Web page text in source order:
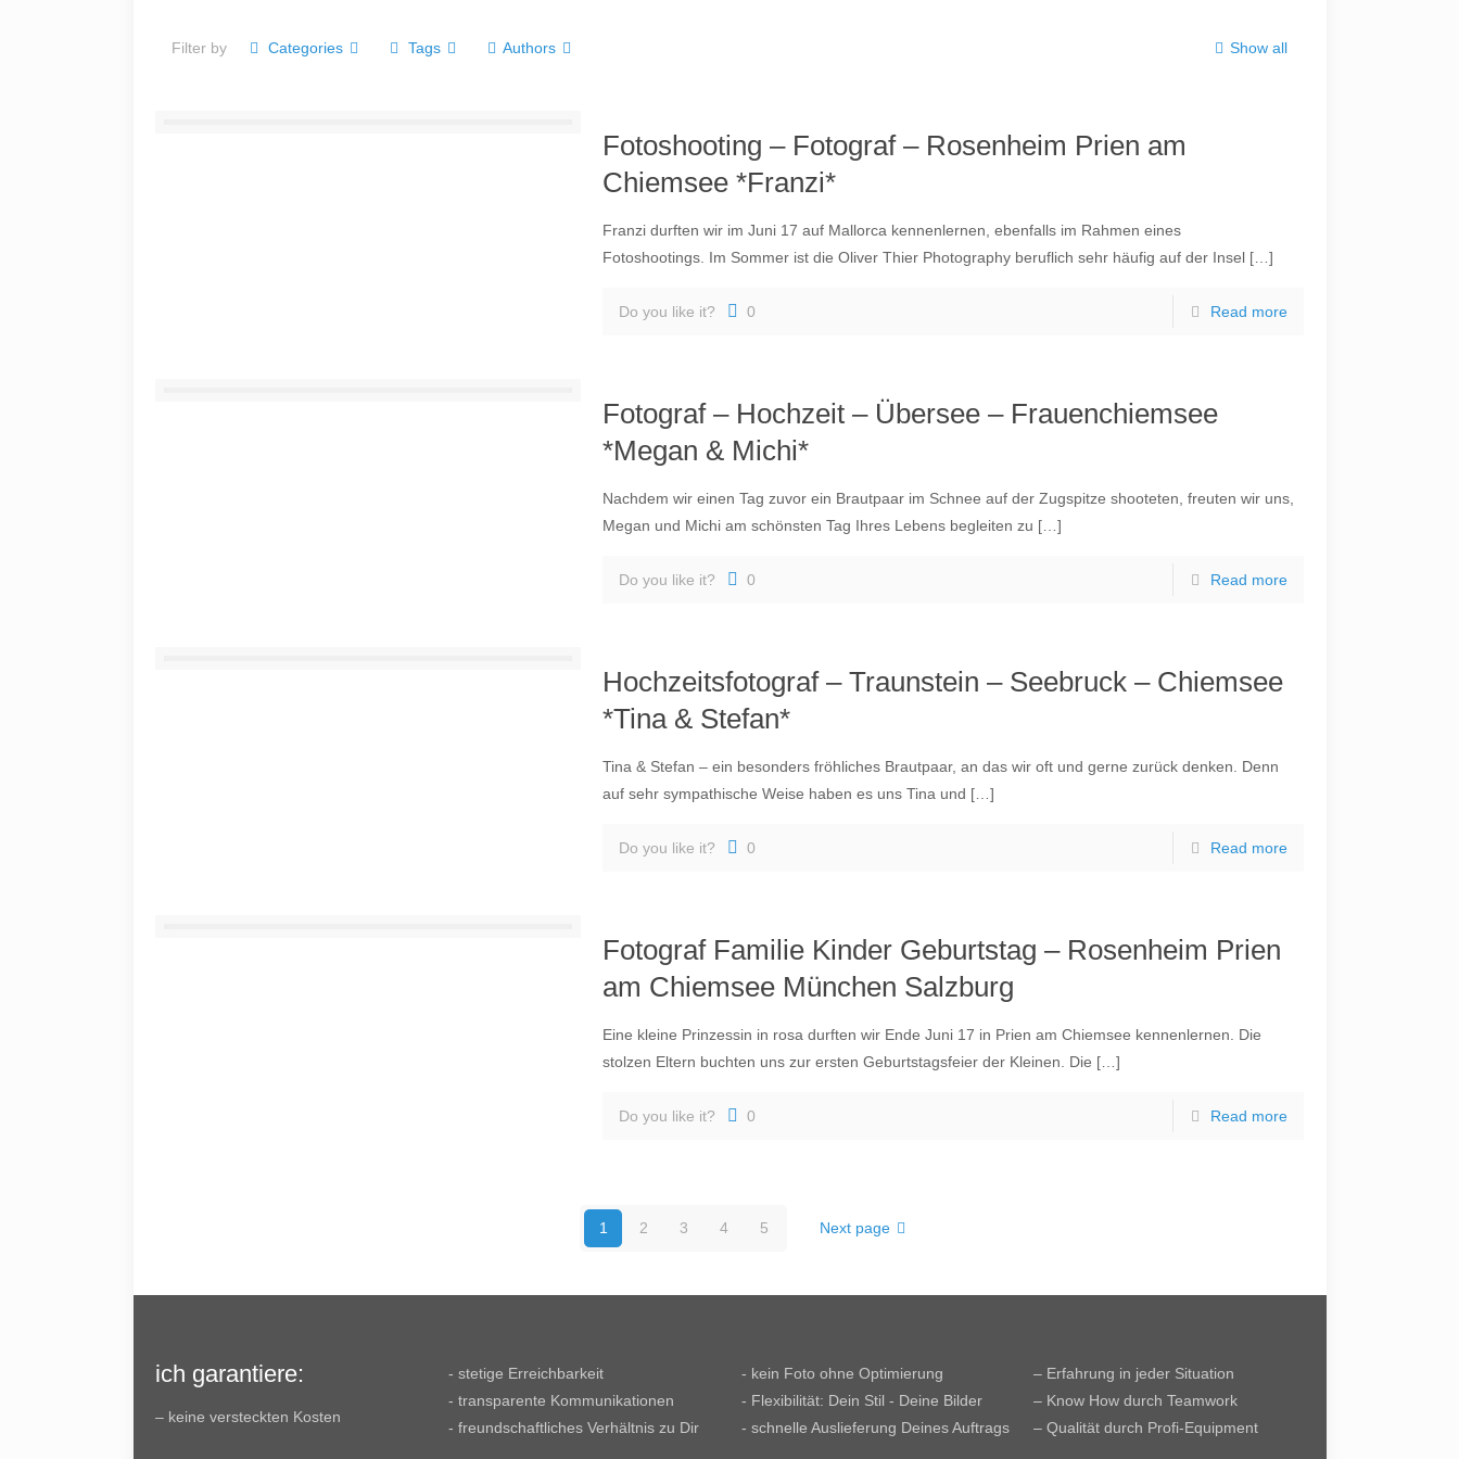
Filter by Categories Tags Authors Show all
Fotoshooting – Fotograf – Rosenheim Prien am
Chiemsee *Franzi*
Franzi durften wir im Juni 17 auf Mallorca kennenlernen, ebenfalls im Rahmen eines
Fotoshootings. Im Sommer ist die Oliver Thier Photography beruflich sehr häufig auf der Insel[…]
Do you like it? 0 Read more
Fotograf – Hochzeit – Übersee – Frauenchiemsee
*Megan & Michi*
Nachdem wir einen Tag zuvor ein Brautpaar im Schnee auf der Zugspitze shooteten, freuten wir uns,
Megan und Michi am schönsten Tag Ihres Lebens begleiten zu […]
Do you like it? 0 Read more
Hochzeitsfotograf – Traunstein – Seebruck – Chiemsee
*Tina & Stefan*
Tina & Stefan – ein besonders fröhliches Brautpaar, an das wir oft und gerne zurück denken. Denn
auf sehr sympathische Weise haben es uns Tina und […]
Do you like it? 0 Read more
Fotograf Familie Kinder Geburtstag – Rosenheim Prien
am Chiemsee München Salzburg
Eine kleine Prinzessin in rosa durften wir Ende Juni 17 in Prien am Chiemsee kennenlernen. Die
stolzen Eltern buchten uns zur ersten Geburtstagsfeier der Kleinen. Die […]
Do you like it? 0 Read more
1 2 3 4 5 Next page
ich garantiere:
– keine versteckten Kosten
- stetige Erreichbarkeit
- transparente Kommunikationen
- freundschaftliches Verhältnis zu Dir
- kein Foto ohne Optimierung
- Flexibilität: Dein Stil - Deine Bilder
- schnelle Auslieferung Deines Auftrags
– Erfahrung in jeder Situation
– Know How durch Teamwork
– Qualität durch Profi-Equipment